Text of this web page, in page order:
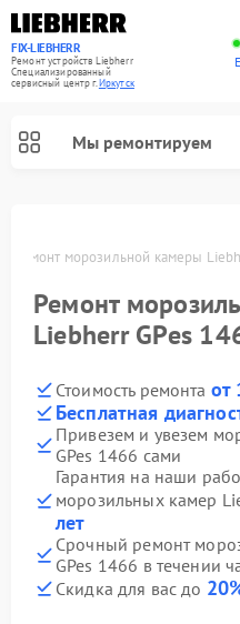
FIX-LIEBHERR
Ремонт устройств Liebherr
Специализированный
cервисный центр г.Иркутск
Мы ремонтируем
Ремонт морозильной камеры
Ремонт
Liebherr GPes
Стоимость ремонта от
Бесплатная
Привезем и увезем
GPes 1466 сами
Гарантия на наши
морозильных камер
лет
Срочный ремонт
GPes 1466 в течении
Скидка для вас до